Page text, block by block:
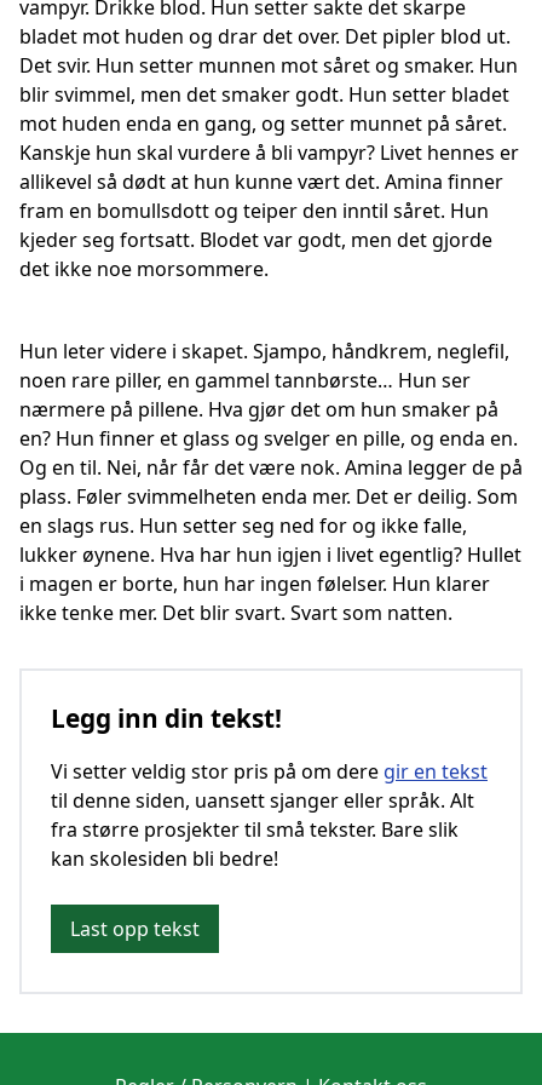
vampyr. Drikke blod. Hun setter sakte det skarpe
bladet mot huden og drar det over. Det pipler blod ut.
Det svir. Hun setter munnen mot såret og smaker. Hun
blir svimmel, men det smaker godt. Hun setter bladet
mot huden enda en gang, og setter munnet på såret.
Kanskje hun skal vurdere å bli vampyr? Livet hennes er
allikevel så dødt at hun kunne vært det. Amina finner
fram en bomullsdott og teiper den inntil såret. Hun
kjeder seg fortsatt. Blodet var godt, men det gjorde
det ikke noe morsommere.
Hun leter videre i skapet. Sjampo, håndkrem, neglefil,
noen rare piller, en gammel tannbørste… Hun ser
nærmere på pillene. Hva gjør det om hun smaker på
en? Hun finner et glass og svelger en pille, og enda en.
Og en til. Nei, når får det være nok. Amina legger de på
plass. Føler svimmelheten enda mer. Det er deilig. Som
en slags rus. Hun setter seg ned for og ikke falle,
lukker øynene. Hva har hun igjen i livet egentlig? Hullet
i magen er borte, hun har ingen følelser. Hun klarer
ikke tenke mer. Det blir svart. Svart som natten.
Legg inn din tekst!
Vi setter veldig stor pris på om dere gir en tekst
til denne siden, uansett sjanger eller språk. Alt
fra større prosjekter til små tekster. Bare slik
kan skolesiden bli bedre!
Last opp tekst